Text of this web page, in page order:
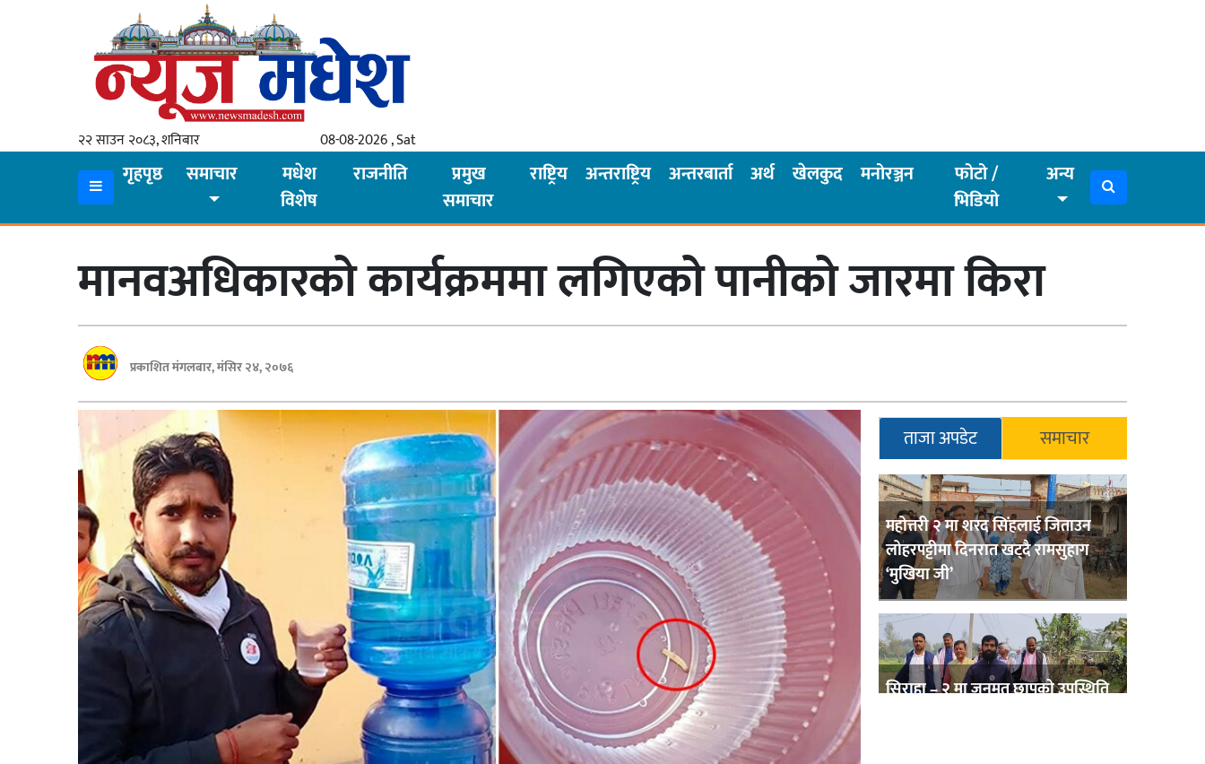
२२ साउन २०८३, शनिबार 08-08-2026 , Sat
गृहपृष्ठ समाचार
मधेश
विशेष
राजनीति
प्रमुख
समाचार
राष्ट्रिय अन्तराष्ट्रिय अन्तरबार्ता अर्थ खेलकुद मनोरञ्जन
फोटो /
भिडियो
अन्य
सुदूरपश्चिम
अन्तराष्ट्रिय
मानवअधिकारको कार्यक्रममा लगिएको पानीको जारमा किरा
प्रकाशित मंगलबार, मंसिर २४, २०७६
ताजा अपडेट समाचार
महोत्तरी २ मा शरद सिंहलाई जिताउन
लोहरपट्टीमा दिनरात खट्दै रामसुहाग
‘मुखिया जी’
सिराहा – २ मा जनमत छापको उपस्थिति